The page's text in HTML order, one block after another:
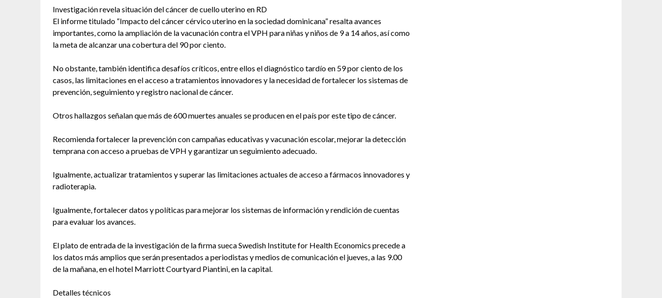
Investigación revela situación del cáncer de cuello uterino en RD
El informe titulado “Impacto del cáncer cérvico uterino en la sociedad dominicana” resalta avances
importantes, como la ampliación de la vacunación contra el VPH para niñas y niños de 9 a 14 años, así como
la meta de alcanzar una cobertura del 90 por ciento.
No obstante, también identifica desafíos críticos, entre ellos el diagnóstico tardío en 59 por ciento de los
casos, las limitaciones en el acceso a tratamientos innovadores y la necesidad de fortalecer los sistemas de
prevención, seguimiento y registro nacional de cáncer.
Otros hallazgos señalan que más de 600 muertes anuales se producen en el país por este tipo de cáncer.
Recomienda fortalecer la prevención con campañas educativas y vacunación escolar, mejorar la detección
temprana con acceso a pruebas de VPH y garantizar un seguimiento adecuado.
Igualmente, actualizar tratamientos y superar las limitaciones actuales de acceso a fármacos innovadores y
radioterapia.
Igualmente, fortalecer datos y políticas para mejorar los sistemas de información y rendición de cuentas
para evaluar los avances.
El plato de entrada de la investigación de la firma sueca Swedish Institute for Health Economics precede a
los datos más amplios que serán presentados a periodistas y medios de comunicación el jueves, a las 9.00
de la mañana, en el hotel Marriott Courtyard Piantini, en la capital.
Detalles técnicos